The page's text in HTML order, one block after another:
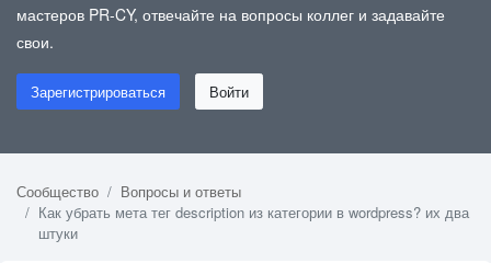
мастеров PR-CY, отвечайте на вопросы коллег и задавайте
свои.
Зарегистрироваться Войти
Сообщество
Вопросы и ответы
Как убрать мета тег description из категории в wordpress? их два
штуки